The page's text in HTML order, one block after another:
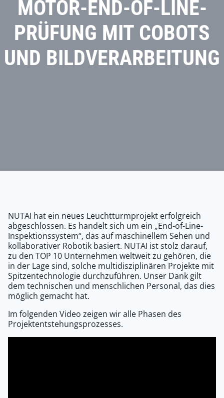
MOTOR-END-OF-LINE-
PRÜFUNG MIT COBOTS
UND BILDVERARBEITUNG
NUTAI hat ein neues Leuchtturmprojekt erfolgreich
abgeschlossen. Es handelt sich um ein „End-of-Line-
Inspektionssystem“, das auf maschinellem Sehen und
kollaborativer Robotik basiert. NUTAI ist stolz darauf,
zu den TOP 10 Unternehmen weltweit zu gehören, die
in der Lage sind, solche multidisziplinären Projekte mit
Spitzentechnologie durchzuführen. Unser Dank gilt
dem technischen und menschlichen Personal, das dies
möglich gemacht hat.
Im folgenden Video zeigen wir alle Phasen des
Projektentstehungsprozesses.